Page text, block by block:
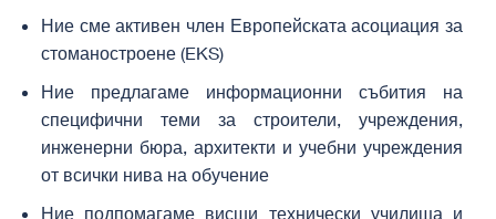
Ние сме активен член Европейската асоциация за
стоманостроене (EKS)
Ние предлагаме информационни събития на
специфични теми за строители, учреждения,
инженерни бюра, архитекти и учебни учреждения
от всички нива на обучение
Ние подпомагаме висши технически училища и